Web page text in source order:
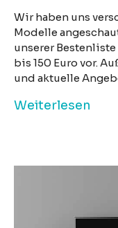
Wir haben uns
Modelle
unserer
bis 150 Euro vor.
und aktuelle
Weiterlesen